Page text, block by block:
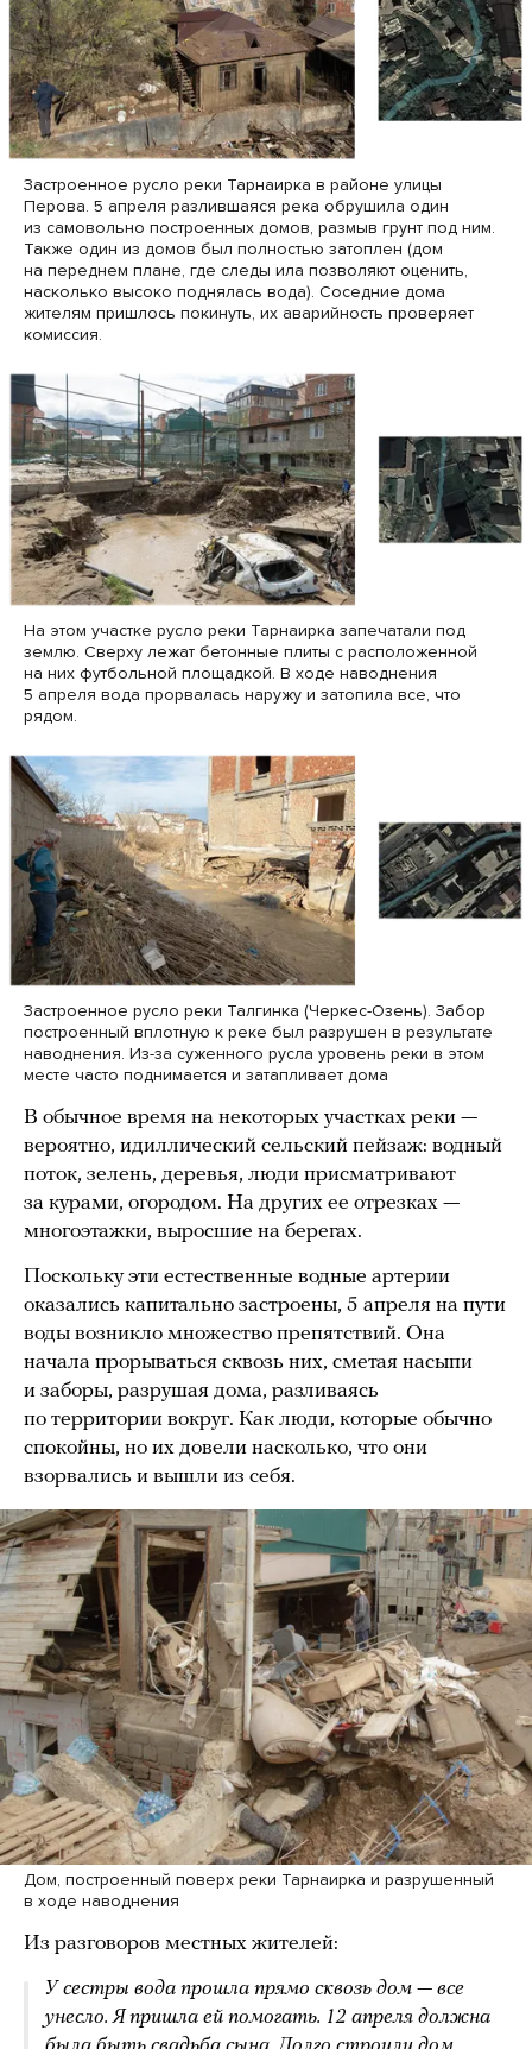
Застроенное русло реки Тарнаирка в районе улицы
Перова. 5 апреля разлившаяся река обрушила один
из самовольно построенных домов, размыв грунт под ним.
Также один из домов был полностью затоплен (дом
на переднем плане, где следы ила позволяют оценить,
насколько высоко поднялась вода). Соседние дома
жителям пришлось покинуть, их аварийность проверяет
комиссия.
На этом участке русло реки Тарнаирка запечатали под
землю. Сверху лежат бетонные плиты с расположенной
на них футбольной площадкой. В ходе наводнения
5 апреля вода прорвалась наружу и затопила все, что
рядом.
Застроенное русло реки Талгинка (Черкес-Озень). Забор
построенный вплотную к реке был разрушен в результате
наводнения. Из-за суженного русла уровень реки в этом
месте часто поднимается и затапливает дома
В обычное время на некоторых участках реки —
вероятно, идиллический сельский пейзаж: водный
поток, зелень, деревья, люди присматривают
за курами, огородом. На других ее отрезках —
многоэтажки, выросшие на берегах.
Поскольку эти естественные водные артерии
оказались капитально застроены, 5 апреля на пути
воды возникло множество препятствий. Она
начала прорываться сквозь них, сметая насыпи
и заборы, разрушая дома, разливаясь
по территории вокруг. Как люди, которые обычно
спокойны, но их довели насколько, что они
взорвались и вышли из себя.
Дом, построенный поверх реки Тарнаирка и разрушенный
в ходе наводнения
Из разговоров местных жителей:
У сестры вода прошла прямо сквозь дом — все
унесло. Я пришла ей помогать. 12 апреля должна